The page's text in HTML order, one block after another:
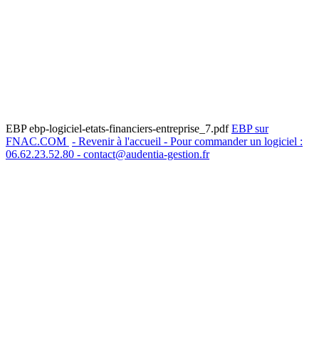
EBP ebp-logiciel-etats-financiers-entreprise_7.pdfEBP sur
FNAC.COM - Revenir à l'accueil - Pour commander un logiciel :
06.62.23.52.80 - contact@audentia-gestion.fr